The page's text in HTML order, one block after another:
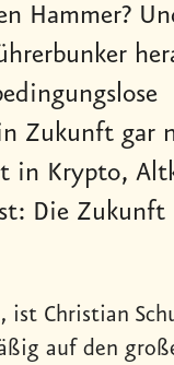
Hammer?
Zukunft gar
in Krypto,
Die
ist Christian
auf den